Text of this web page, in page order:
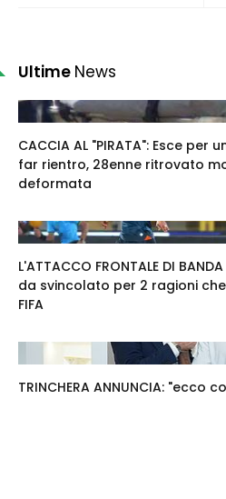
Ultime News
CACCIA AL "PIRATA": Esce
far rientro, 28enne ritrovato
deformata
L'ATTACCO FRONTALE DI
da svincolato per 2 ragioni
FIFA
TRINCHERA ANNUNCIA: "ecco